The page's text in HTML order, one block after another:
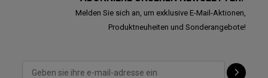
Melden Sie sich an, um exklusive E-Mail-Aktionen,
Produktneuheiten und Sonderangebote!